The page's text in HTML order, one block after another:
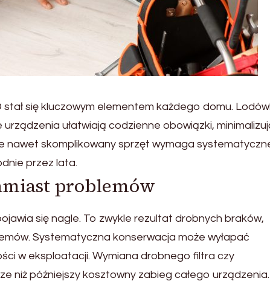
się kluczowym elementem każdego domu.
ułatwiają codzienne obowiązki,
nawet skomplikowany sprzęt wymaga
przez lata.
problemów
się nagle. To zwykle rezultat drobnych braków,
Systematyczna konserwacja może wyłapać
w eksploatacji. Wymiana drobnego filtra czy
niż późniejszy kosztowny zabieg całego urządzenia.